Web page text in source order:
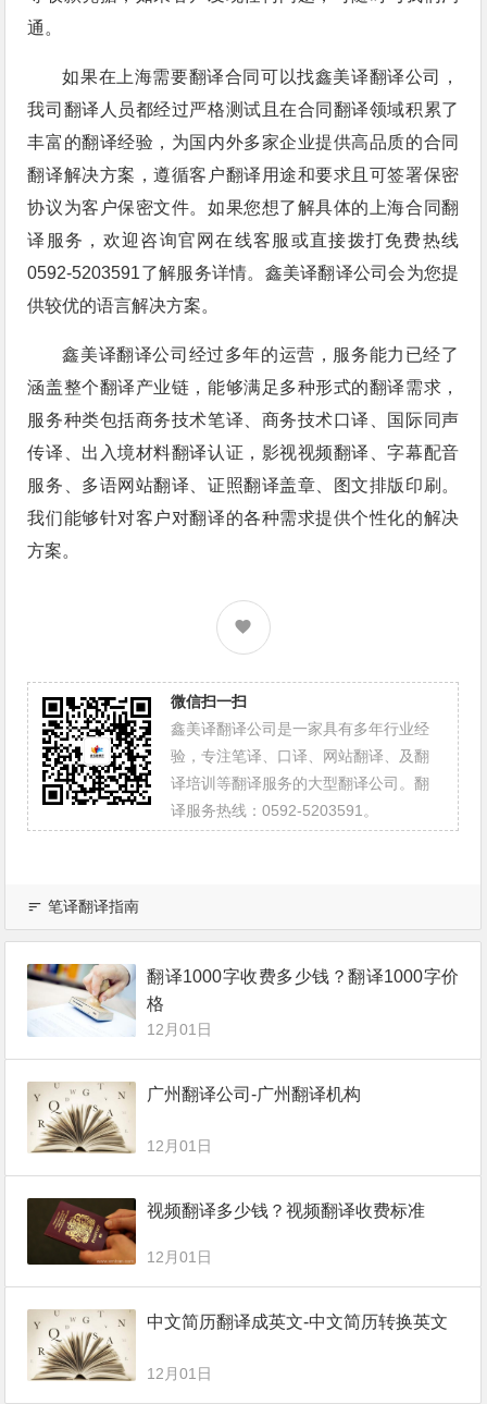
通。
如果在上海需要翻译合同可以找鑫美译翻译公司，
我司翻译人员都经过严格测试且在合同翻译领域积累了
丰富的翻译经验，为国内外多家企业提供高品质的合同
翻译解决方案，遵循客户翻译用途和要求且可签署保密
协议为客户保密文件。如果您想了解具体的上海合同翻
译服务，欢迎咨询官网在线客服或直接拨打免费热线
0592-5203591了解服务详情。鑫美译翻译公司会为您提
供较优的语言解决方案。
鑫美译翻译公司经过多年的运营，服务能力已经了
涵盖整个翻译产业链，能够满足多种形式的翻译需求，
服务种类包括商务技术笔译、商务技术口译、国际同声
传译、出入境材料翻译认证，影视视频翻译、字幕配音
服务、多语网站翻译、证照翻译盖章、图文排版印刷。
我们能够针对客户对翻译的各种需求提供个性化的解决
方案。
微信扫一扫
鑫美译翻译公司是一家具有多年行业经
验，专注笔译、口译、网站翻译、及翻
译培训等翻译服务的大型翻译公司。翻
译服务热线：0592-5203591。
笔译翻译指南
翻译1000字收费多少钱？翻译1000字价
格
12月01日
广州翻译公司-广州翻译机构
12月01日
视频翻译多少钱？视频翻译收费标准
12月01日
中文简历翻译成英文-中文简历转换英文
12月01日